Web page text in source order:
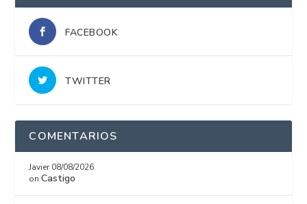
FACEBOOK
TWITTER
COMENTARIOS
Javier 08/08/2026
onCastigo